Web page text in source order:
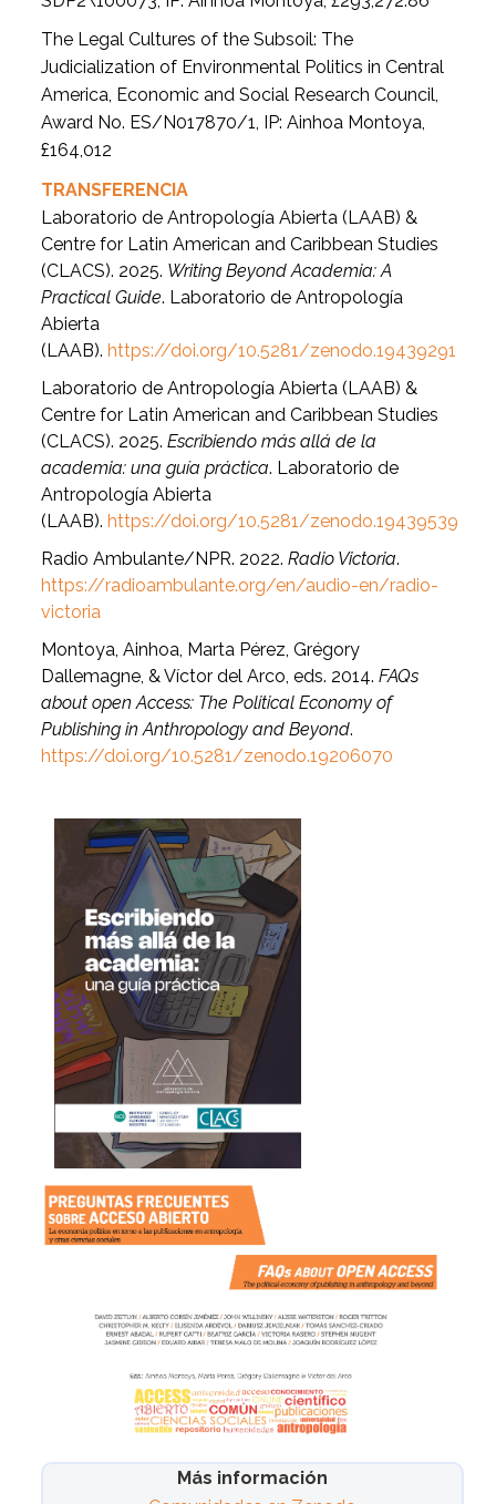
The Legal Cultures of the Subsoil: The
Judicialization of Environmental Politics in Central
America, Economic and Social Research Council,
Award No. ES/N017870/1,
IP:Ainhoa Montoya,
£164,012
TRANSFERENCIA
Laboratorio de Antropología Abierta (LAAB) &
Centre for Latin American and Caribbean Studies
(CLACS). 2025. Writing Beyond Academia: A
Practical Guide. Laboratorio de Antropología
Abierta
(LAAB). https://doi.org/10.5281/zenodo.19439291
Laboratorio de Antropología Abierta (LAAB) &
Centre for Latin American and Caribbean Studies
(CLACS). 2025.Escribiendo más allá de la
academia: una guía práctica. Laboratorio de
Antropología Abierta
(LAAB). https://doi.org/10.5281/zenodo.19439539
Radio Ambulante/NPR. 2022.Radio Victoria.
https://radioambulante.org/en/audio-en/radio-
victoria
Montoya, Ainhoa, Marta Pérez, Grégory
Dallemagne, & Víctor del Arco, eds. 2014.FAQs
about open Access: The Political Economy of
Publishing in Anthropology and Beyond.
https://doi.org/10.5281/zenodo.19206070
Más información